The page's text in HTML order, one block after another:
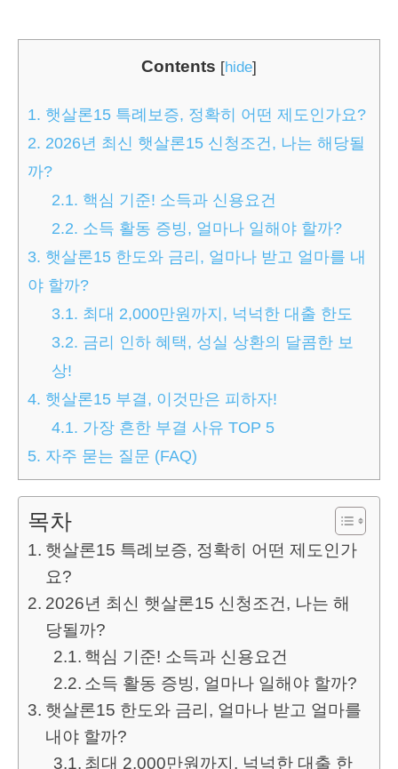
Contents [hide]
1. 햇살론15 특례보증, 정확히 어떤 제도인가요?
2. 2026년 최신 햇살론15 신청조건, 나는 해당될
까?
2.1. 핵심 기준! 소득과 신용요건
2.2. 소득 활동 증빙, 얼마나 일해야 할까?
3. 햇살론15 한도와 금리, 얼마나 받고 얼마를 내
야 할까?
3.1. 최대 2,000만원까지, 넉넉한 대출 한도
3.2. 금리 인하 혜택, 성실 상환의 달콤한 보
상!
4. 햇살론15 부결, 이것만은 피하자!
4.1. 가장 흔한 부결 사유 TOP 5
5. 자주 묻는 질문 (FAQ)
목차
햇살론15 특례보증, 정확히 어떤 제도인가
요?
2026년 최신 햇살론15 신청조건, 나는 해
당될까?
핵심 기준! 소득과 신용요건
소득 활동 증빙, 얼마나 일해야 할까?
햇살론15 한도와 금리, 얼마나 받고 얼마를
내야 할까?
최대 2,000만원까지, 넉넉한 대출 한